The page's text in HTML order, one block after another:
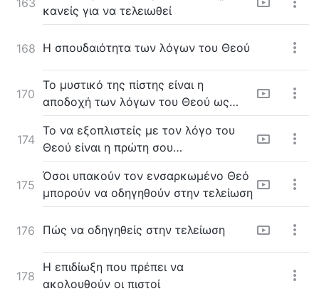
κανείς για να τελειωθεί
168 Η σπουδαιότητα των λόγων του Θεού
170
Το μυστικό της πίστης είναι η
αποδοχή των λόγων του Θεού ως
πραγματικότητας της ζωής
174
Το να εξοπλιστείς με τον λόγο του
Θεού είναι η πρώτη σου
προτεραιότητα
175
Όσοι υπακούν τον ενσαρκωμένο Θεό
μπορούν να οδηγηθούν στην τελείωση
176 Πώς να οδηγηθείς στην τελείωση
178
Η επιδίωξη που πρέπει να
ακολουθούν οι πιστοί